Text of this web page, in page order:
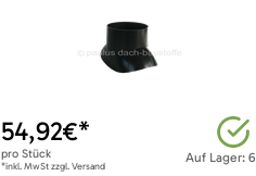
Auf Lager: 6
54,92€*
pro Stück
*inkl. MwSt zzgl. Versand